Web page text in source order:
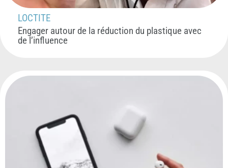
LOCTITE
Engager autour de la réduction du plastique avec
de l’influence